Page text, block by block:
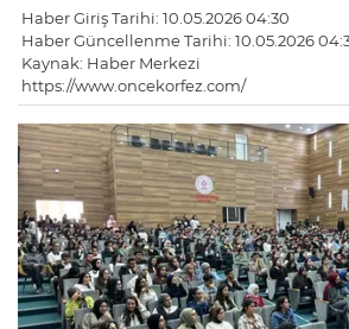
Haber Giriş Tarihi: 10.05.2026 04:30
Haber Güncellenme Tarihi: 10.05.2026
Kaynak: Haber Merkezi
https://www.oncekorfez.com/